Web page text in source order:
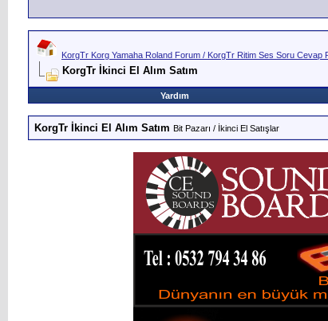
KorgTr Korg Yamaha Roland Forum / KorgTr Ritim Ses Soru Cevap
KorgTr İkinci El Alım Satım
Yardım
KorgTr İkinci El Alım Satım Bit Pazarı / İkinci El Satışlar